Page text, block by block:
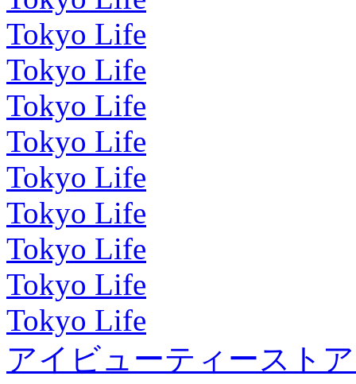
Tokyo Life
Tokyo Life
Tokyo Life
Tokyo Life
Tokyo Life
Tokyo Life
Tokyo Life
Tokyo Life
Tokyo Life
アイビューティースト